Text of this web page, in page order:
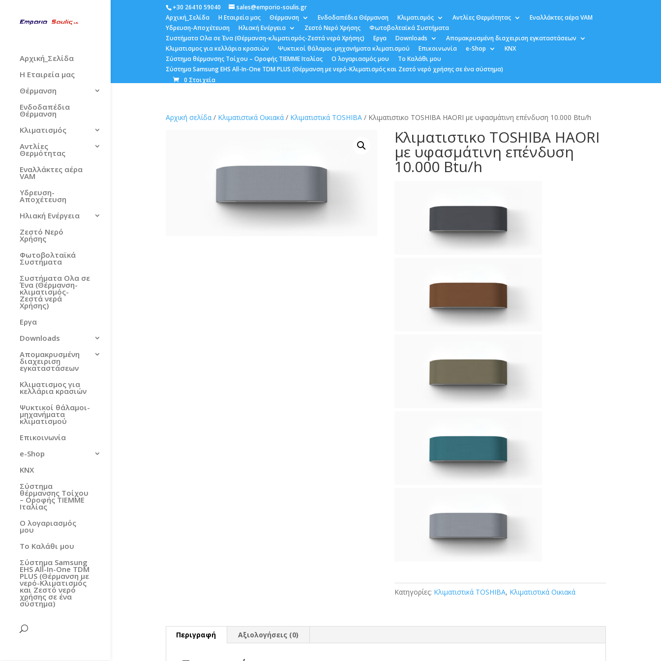
+30 26410 59040
sales@emporio-soulis.gr
Αρχική_Σελίδα
Η Εταιρεία μας Θέρμανση Ενδοδαπέδια Θέρμανση Κλιματισμός Αντλίες Θερμότητας
Εναλλάκτες αέρα VAM
Υδρευση-Αποχέτευση
Ηλιακή Ενέργεια Ζεστό Νερό Χρήσης
Φωτοβολταϊκά Συστήματα
Συστήματα Ολα σε Ένα (Θέρμανση-κλιματισμός-Ζεστά νερά Χρήσης)
Εργα Downloads
Απομακρυσμένη διαχειριση εγκαταστάσεων
Κλιματισμος για κελλάρια κρασιών
Ψυκτικοί θάλαμοι-μηχανήματα κλιματισμού Επικοινωνία e-Shop
KNX
Σύστημα θέρμανσης Τοίχου – Οροφής TIEMME Ιταλίας
Ο λογαριασμός μου
Το Καλάθι μου
Σύστημα Samsung EHS All-In-One TDM PLUS (Θέρμανση με νερό-Κλιματισμός και Ζεστό νερό χρήσης σε ένα σύστημα)
0 Στοιχεία
Αρχική_Σελίδα
Η Εταιρεία μας
Θέρμανση
Ενδοδαπέδια
Θέρμανση
Κλιματισμός
Αντλίες
Θερμότητας
Εναλλάκτες αέρα
VAM
Υδρευση-
Αποχέτευση
Ηλιακή Ενέργεια
Ζεστό Νερό
Χρήσης
Φωτοβολταϊκά
Συστήματα
Συστήματα Ολα σε
Ένα (Θέρμανση-
κλιματισμός-
Ζεστά νερά
Χρήσης)
Εργα
Downloads
Απομακρυσμένη
διαχειριση
εγκαταστάσεων
Κλιματισμος για
κελλάρια κρασιών
Ψυκτικοί θάλαμοι-
μηχανήματα
κλιματισμού
Επικοινωνία
e-Shop
KNX
Σύστημα
θέρμανσης Τοίχου
– Οροφής TIEMME
Ιταλίας
Ο λογαριασμός
μου
Το Καλάθι μου
Σύστημα Samsung
EHS All-In-One TDM
PLUS (Θέρμανση με
νερό-Κλιματισμός
και Ζεστό νερό
χρήσης σε ένα
σύστημα)
Αρχική σελίδα/ Κλιματιστικά Οικιακά/ Κλιματιστικά TOSHIBA/ Κλιματιστικο TOSHIBA HAORI με υφασμάτινη επένδυση 10.000 Btu/h
Κλιματιστικο TOSHIBA HAORI
με υφασμάτινη επένδυση
10.000 Btu/h
Κατηγορίες: Κλιματιστικά TOSHIBA, Κλιματιστικά Οικιακά
Περιγραφή Αξιολογήσεις (0)